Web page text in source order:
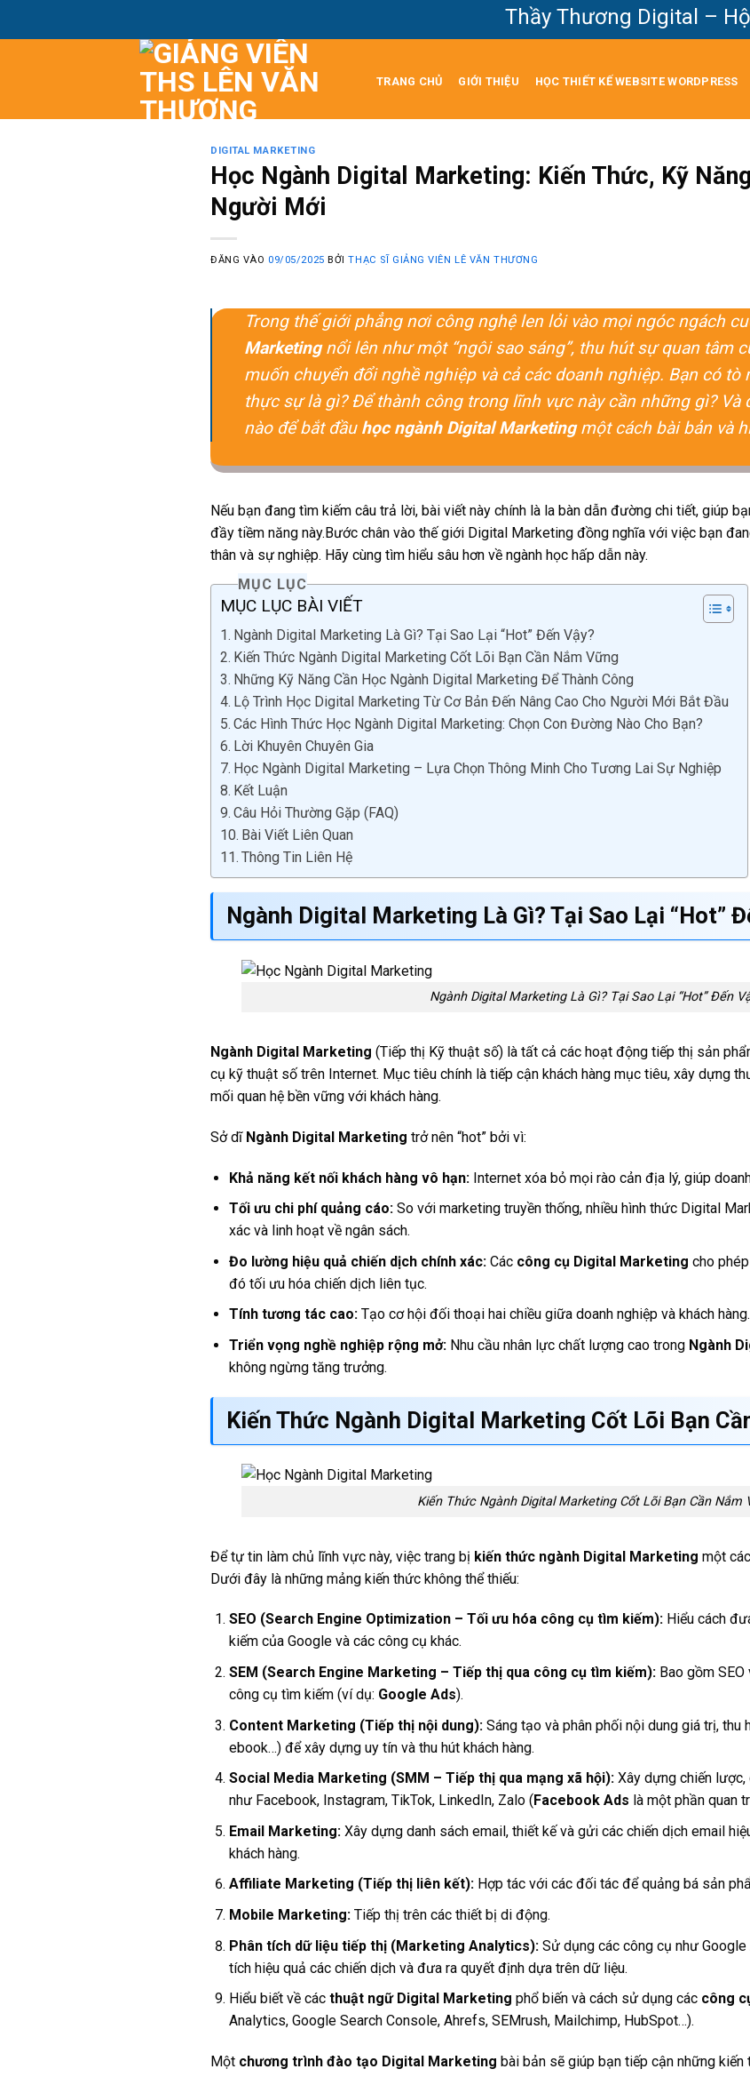
Thầy Thương Digital – Hội tụ
TRANG CHỦ GIỚI THIỆU HỌC THIẾT KẾ WEBSITE WORDPRESS
DIGITAL MARKETING
Học Ngành Digital Marketing: Kiến Thức, Kỹ
Người Mới
ĐĂNG VÀO 09/05/2025 BỞITHẠC SĨ GIẢNG VIÊN LÊ VĂN THƯƠNG
Trong thế giới phẳng nơi công nghệ len lỏi vào mọi ngóc ngách
Marketingnổi lên như một “ngôi sao sáng”, thu hút sự quan tâm
muốn chuyển đổi nghề nghiệp và cả các doanh nghiệp. Bạn có tò
thực sự là gì? Để thành công trong lĩnh vực này cần những gì? Và
nào để bắt đầu học ngành Digital Marketingmột cách bài bản và
Nếu bạn đang tìm kiếm câu trả lời, bài viết này chính là la bàn dẫn đường chi tiết, giúp
đầy tiềm năng này.Bước chân vào thế giới Digital Marketing đồng nghĩa với việc bạn
thân và sự nghiệp. Hãy cùng tìm hiểu sâu hơn về ngành học hấp dẫn này.
MỤC LỤC
MỤC LỤC BÀI VIẾT
Ngành Digital Marketing Là Gì? Tại Sao Lại “Hot” Đến Vậy?
Kiến Thức Ngành Digital Marketing Cốt Lõi Bạn Cần Nắm Vững
Những Kỹ Năng Cần Học Ngành Digital Marketing Để Thành Công
Lộ Trình Học Digital Marketing Từ Cơ Bản Đến Nâng Cao Cho Người Mới Bắt Đầu
Các Hình Thức Học Ngành Digital Marketing: Chọn Con Đường Nào Cho Bạn?
Lời Khuyên Chuyên Gia
Học Ngành Digital Marketing – Lựa Chọn Thông Minh Cho Tương Lai Sự Nghiệp
Kết Luận
Câu Hỏi Thường Gặp (FAQ)
Bài Viết Liên Quan
Thông Tin Liên Hệ
Ngành Digital Marketing Là Gì? Tại Sao Lại “Hot”
Ngành Digital Marketing Là Gì? Tại Sao Lại “Hot” Đến
Ngành Digital Marketing (Tiếp thị Kỹ thuật số) là tất cả các hoạt động tiếp thị sản
cụ kỹ thuật số trên Internet. Mục tiêu chính là tiếp cận khách hàng mục tiêu, xây dựng
mối quan hệ bền vững với khách hàng.
Sở dĩ Ngành Digital Marketing trở nên “hot” bởi vì:
Khả năng kết nối khách hàng vô hạn:Internet xóa bỏ mọi rào cản địa lý, giúp
Tối ưu chi phí quảng cáo:So với marketing truyền thống, nhiều hình thức Digital
xác và linh hoạt về ngân sách.
Đo lường hiệu quả chiến dịch chính xác:Các công cụ Digital Marketing cho
đó tối ưu hóa chiến dịch liên tục.
Tính tương tác cao:Tạo cơ hội đối thoại hai chiều giữa doanh nghiệp và khách hàng.
Triển vọng nghề nghiệp rộng mở:Nhu cầu nhân lực chất lượng cao trong Ngành
không ngừng tăng trưởng.
Kiến Thức Ngành Digital Marketing Cốt Lõi Bạn
Kiến Thức Ngành Digital Marketing Cốt Lõi Bạn Cần Nắm
Để tự tin làm chủ lĩnh vực này, việc trang bị kiến thức ngành Digital Marketing một
Dưới đây là những mảng kiến thức không thể thiếu:
SEO (Search Engine Optimization – Tối ưu hóa công cụ tìm kiếm):Hiểu cách
kiếm của Google và các công cụ khác.
SEM (Search Engine Marketing – Tiếp thị qua công cụ tìm kiếm):Bao gồm SEO
công cụ tìm kiếm (ví dụ: Google Ads).
Content Marketing (Tiếp thị nội dung):Sáng tạo và phân phối nội dung giá trị, thu
ebook…) để xây dựng uy tín và thu hút khách hàng.
Social Media Marketing (SMM – Tiếp thị qua mạng xã hội):Xây dựng chiến lược,
như Facebook, Instagram, TikTok, LinkedIn, Zalo ( Facebook Ads là một phần quan
Email Marketing:Xây dựng danh sách email, thiết kế và gửi các chiến dịch email
khách hàng.
Affiliate Marketing (Tiếp thị liên kết):Hợp tác với các đối tác để quảng bá sản
Mobile Marketing:Tiếp thị trên các thiết bị di động.
Phân tích dữ liệu tiếp thị (Marketing Analytics):Sử dụng các công cụ như
tích hiệu quả các chiến dịch và đưa ra quyết định dựa trên dữ liệu.
Hiểu biết về các thuật ngữ Digital Marketing phổ biến và cách sử dụng các công
Analytics, Google Search Console, Ahrefs, SEMrush, Mailchimp, HubSpot…).
Một chương trình đào tạo Digital Marketing bài bản sẽ giúp bạn tiếp cận những kiến